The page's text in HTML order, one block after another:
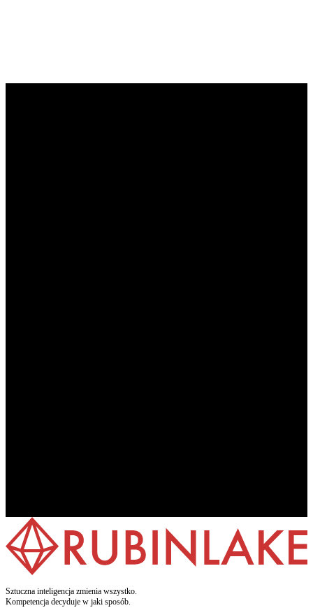
Sztuczna inteligencja zmienia wszystko.
Kompetencja decyduje w jaki sposób.